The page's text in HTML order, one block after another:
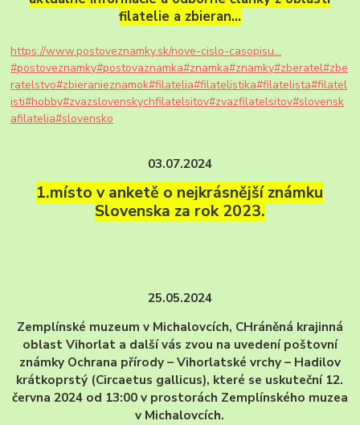
filatelie a zbieran…
https://www.postoveznamky.sk/nove-cislo-casopisu...
#postoveznamky#postovaznamka#znamka#znamky#zberatel#zbe
ratelstvo#zbieranieznamok#filatelia#filatelistika#filatelista#filatel
isti#hobby#zvazslovenskychfilatelsitov#zvazfilatelsitov#slovensk
afilatelia#slovensko
03.07.2024
1.místo v anketě o nejkrásnější známku
Slovenska za rok 2023.
25.05.2024
Zemplínské muzeum v Michalovcích, CHráněná krajinná
oblast Vihorlat a další vás zvou na uvedení poštovní
známky Ochrana přírody –Vihorlatské vrchy – Hadilov
krátkoprstý (Circaetus gallicus), které se uskuteční 12.
června 2024 od 13:00 v prostorách Zemplínského muzea
v Michalovcích.